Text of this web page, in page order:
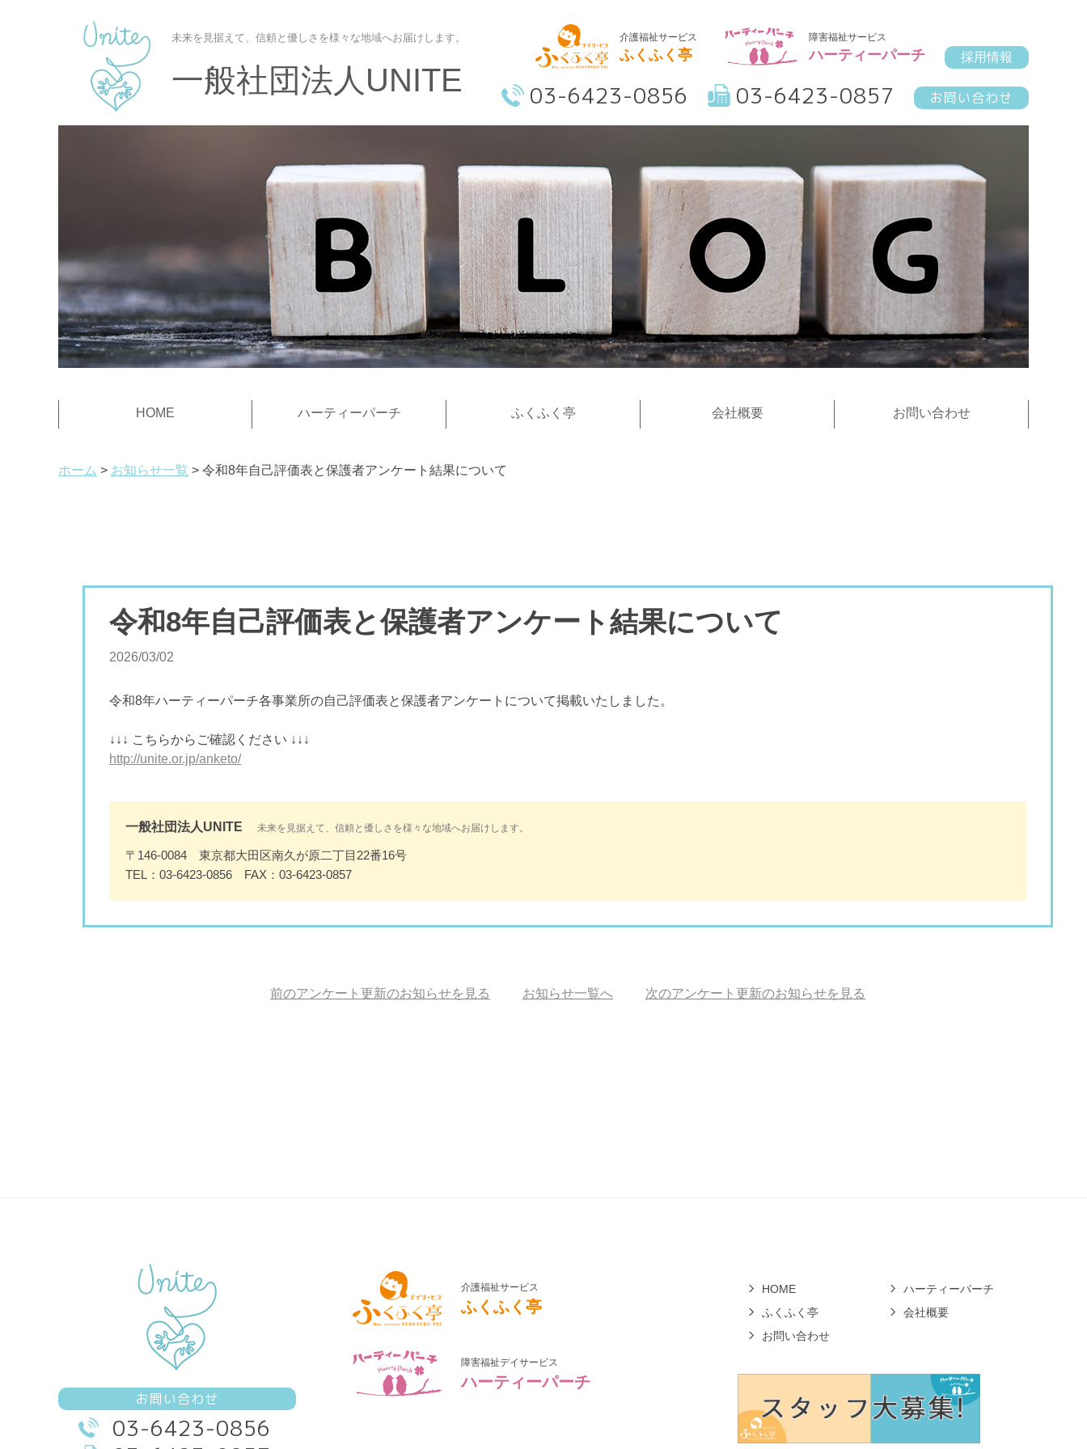
未来を見据えて、信頼と優しさを様々な地域へお届けします。
一般社団法人UNITE
介護福祉サービス
ふくふく亭
障害福祉サービス
ハーティーパーチ 採用情報
03-6423-0856 03-6423-0857 お問い合わせ
HOME ハーティーパーチ ふくふく亭 会社概要 お問い合わせ
ホーム お知らせ一覧 令和8年自己評価表と保護者アンケート結果について
令和8年自己評価表と保護者アンケート結果について
2026/03/02
令和8年ハーティーパーチ各事業所の自己評価表と保護者アンケートについて掲載いたしました。
↓↓↓ こちらからご確認ください ↓↓↓
http://unite.or.jp/anketo/
一般社団法人UNITE 未来を見据えて、信頼と優しさを様々な地域へお届けします。
〒146-0084 東京都大田区南久が原二丁目22番16号
TEL：03-6423-0856 FAX：03-6423-0857
前のアンケート更新のお知らせを見る お知らせ一覧へ 次のアンケート更新のお知らせを見る
お問い合わせ
03-6423-0856
介護福祉サービス
ふくふく亭
障害福祉デイサービス
ハーティーパーチ
HOME
ハーティーパーチ
ふくふく亭
会社概要
お問い合わせ